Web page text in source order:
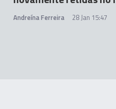
Andreína Ferreira 28 Jan 15:47